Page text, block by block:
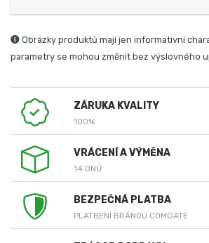
Obrázky produktů mají jen informativní
parametry se mohou změnit bez výslovného
ZÁRUKA KVALITY
100%
VRÁCENÍ A VÝMĚNA
14 DNŮ
BEZPEČNÁ PLATBA
PLATBENÍ BRÁNOU COMGATE